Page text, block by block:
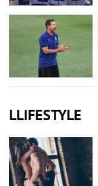
LLIFESTYLE